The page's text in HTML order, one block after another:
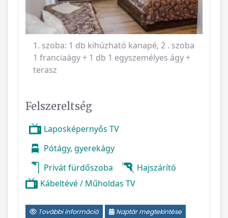
1. szoba: 1 db kihúzható kanapé, 2 . szoba
1 franciaágy + 1 db 1 egyszemélyes ágy +
terasz
Felszereltség
Laposképernyős TV
Pótágy, gyerekágy
Privát fürdőszoba
Hajszárító
Kábeltévé / Műholdas TV
További információ
Naptár megtekintése